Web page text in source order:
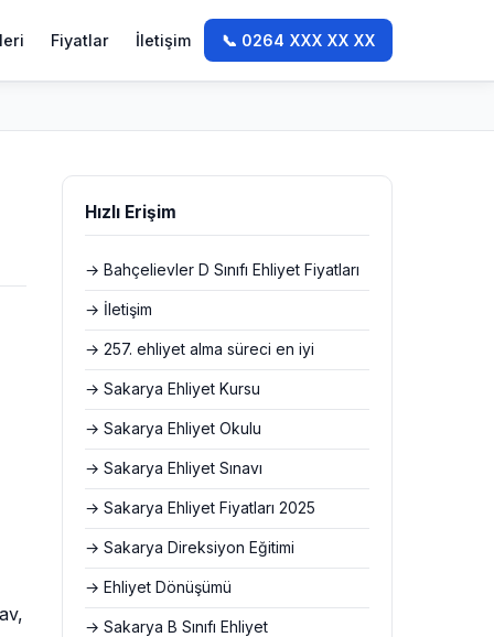
Fiyatlar İletişim 📞 0264 XXX XX XX
Hızlı Erişim
→ Bahçelievler D Sınıfı Ehliyet Fiyatları
→ İletişim
→ 257. ehliyet alma süreci en iyi
→ Sakarya Ehliyet Kursu
→ Sakarya Ehliyet Okulu
→ Sakarya Ehliyet Sınavı
→ Sakarya Ehliyet Fiyatları 2025
→ Sakarya Direksiyon Eğitimi
→ Ehliyet Dönüşümü
→ Sakarya B Sınıfı Ehliyet